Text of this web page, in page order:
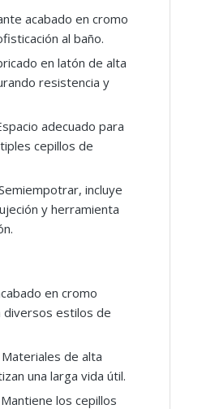
acabado en cromo
al baño.
en latón de alta
resistencia y
adecuado para
cepillos de
incluye
y herramienta
en cromo
diversos estilos de
Materiales de alta
una larga vida útil.
Mantiene los cepillos